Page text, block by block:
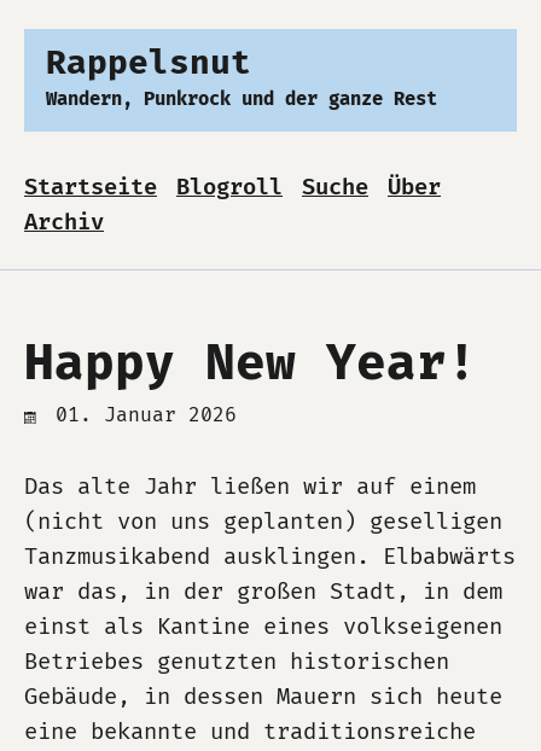
Rappelsnut
Wandern, Punkrock und der ganze Rest
Startseite Blogroll Suche
Über
Archiv
Happy New Year!
01. Januar 2026
Das alte Jahr ließen wir auf einem
(nicht von uns geplanten) geselligen
Tanzmusikabend ausklingen. Elbabwärts
war das, in der großen Stadt, in dem
einst als Kantine eines volkseigenen
Betriebes genutzten historischen
Gebäude, in dessen Mauern sich heute
eine bekannte und traditionsreiche